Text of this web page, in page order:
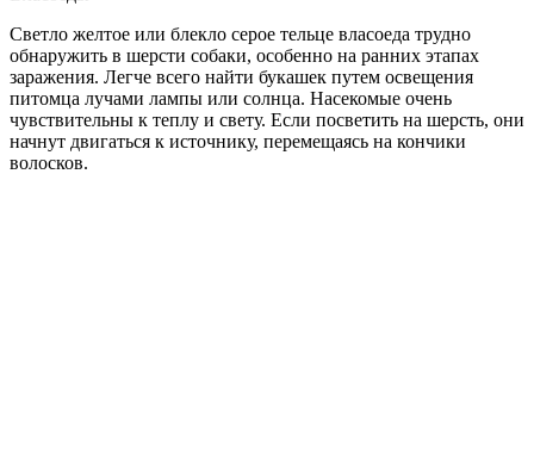
Светло желтое или блекло серое тельце власоеда трудно
обнаружить в шерсти собаки, особенно на ранних этапах
заражения. Легче всего найти букашек путем освещения
питомца лучами лампы или солнца. Насекомые очень
чувствительны к теплу и свету. Если посветить на шерсть, они
начнут двигаться к источнику, перемещаясь на кончики
волосков.